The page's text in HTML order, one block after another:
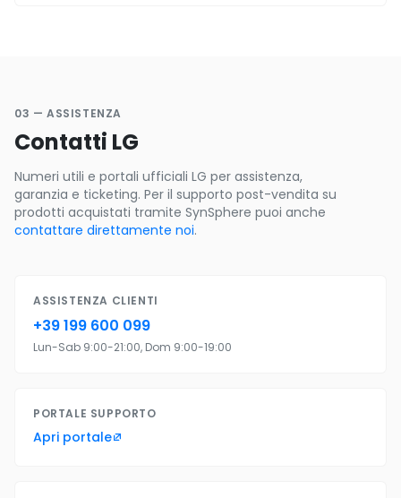
03 — ASSISTENZA
Contatti LG
Numeri utili e portali ufficiali LG per assistenza,
garanzia e ticketing. Per il supporto post-vendita su
prodotti acquistati tramite SynSphere puoi anche
contattare direttamente noi.
ASSISTENZA CLIENTI
+39 199 600 099
Lun-Sab 9:00-21:00, Dom 9:00-19:00
PORTALE SUPPORTO
Apri portale